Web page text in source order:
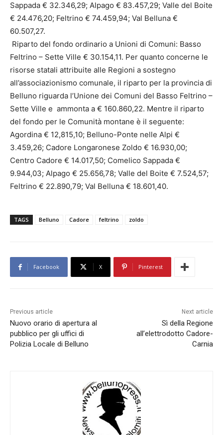
Sappada € 32.346,29; Alpago € 83.457,29; Valle del Boite
€ 24.476,20; Feltrino € 74.459,94; Val Belluna €
60.507,27.
Riparto del fondo ordinario a Unioni di Comuni: Basso
Feltrino – Sette Ville € 30.154,11. Per quanto concerne le
risorse statali attribuite alle Regioni a sostegno
all’associazionismo comunale, il riparto per la provincia di
Belluno riguarda l’Unione dei Comuni del Basso Feltrino –
Sette Ville e ammonta a € 160.860,22. Mentre il riparto
del fondo per le Comunità montane è il seguente:
Agordina € 12,815,10; Belluno-Ponte nelle Alpi €
3.459,26; Cadore Longaronese Zoldo € 16.930,00;
Centro Cadore € 14.017,50; Comelico Sappada €
9.944,03; Alpago € 25.656,78; Valle del Boite € 7.524,57;
Feltrino € 22.890,79; Val Belluna € 18.601,40.
TAGS Belluno Cadore feltrino zoldo
Facebook X Pinterest
Previous article
Nuovo orario di apertura al
pubblico per gli uffici di
Polizia Locale di Belluno
Next article
Sì della Regione
all’elettrodotto Cadore-
Carnia